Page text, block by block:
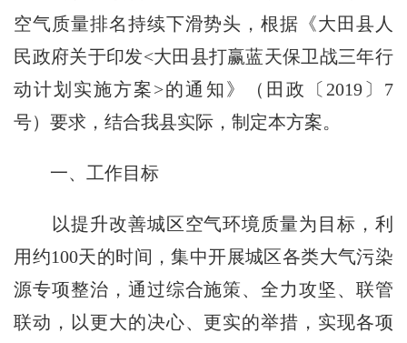
空气质量排名持续下滑势头，根据《大田县人
民政府关于印发<大田县打赢蓝天保卫战三年行
动计划实施方案>的通知》（田政〔2019〕7
号）要求，结合我县实际，制定本方案。
一、工作目标
以提升改善城区空气环境质量为目标，利
用约100天的时间，集中开展城区各类大气污染
源专项整治，通过综合施策、全力攻坚、联管
联动，以更大的决心、更实的举措，实现各项